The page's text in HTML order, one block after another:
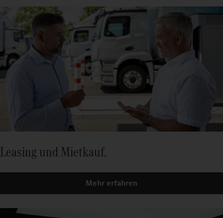
Leasing und Mietkauf.
Mehr erfahren